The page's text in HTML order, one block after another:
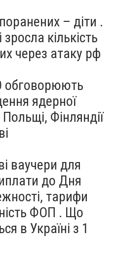
– діти .
кількість
через атаку рф
обговорюють
ядерної
Польщі, Фінляндії
ваучери для
до Дня
тарифи
ФОП . Що
в Україні з 1